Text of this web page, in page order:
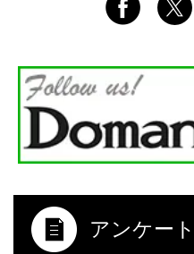
アンケート